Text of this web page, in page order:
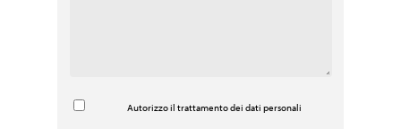
Autorizzo il trattamento dei dati personali